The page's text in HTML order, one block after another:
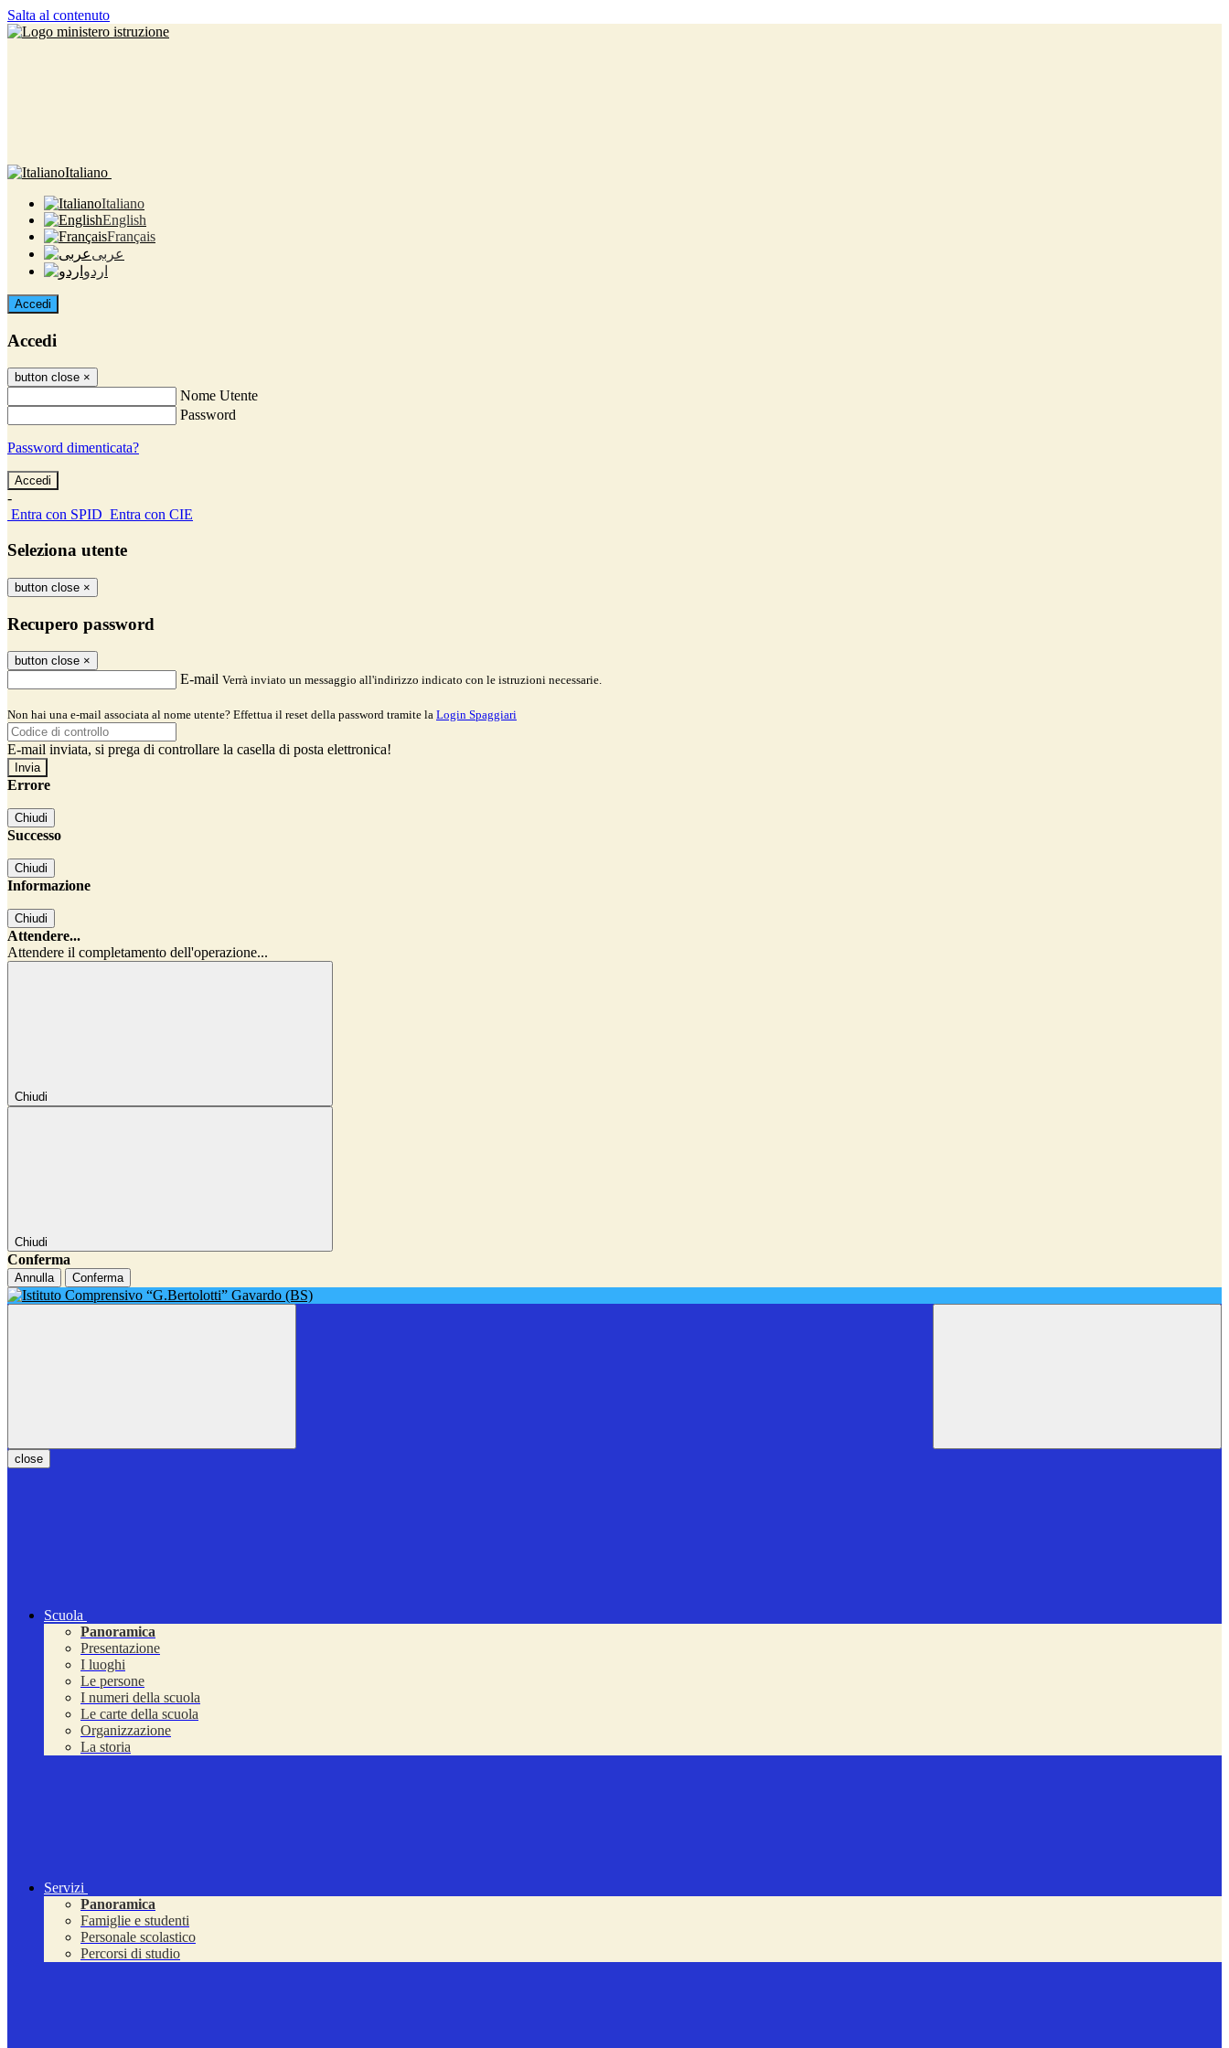
Salta al contenuto
Italiano
Italiano
English
Français
عربى
اردو
Accedi
Accedi
button close ×
Nome Utente
Password
Password dimenticata?
-
Entra con SPID Entra con CIE
Seleziona utente
button close ×
Recupero password
button close ×
E-mail Verrà inviato un messaggio all'indirizzo indicato con le istruzioni necessarie.
Non hai una e-mail associata al nome utente? Effettua il reset della password tramite la Login Spaggiari
E-mail inviata, si prega di controllare la casella di posta elettronica!
Errore
Chiudi
Successo
Chiudi
Informazione
Chiudi
Attendere...
Attendere il completamento dell'operazione...
Chiudi
Chiudi
Conferma
Annulla Conferma
close
Scuola
Panoramica
Presentazione
I luoghi
Le persone
I numeri della scuola
Le carte della scuola
Organizzazione
La storia
Servizi
Panoramica
Famiglie e studenti
Personale scolastico
Percorsi di studio